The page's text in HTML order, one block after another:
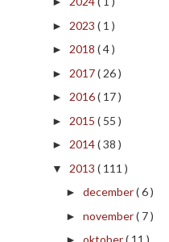
► 2023 ( 1 )
► 2018 ( 4 )
► 2017( 26 )
► 2016( 17 )
► 2015 ( 55 )
► 2014( 38 )
▼ 2013 ( 111 )
► december( 6 )
► november( 7 )
oktober( 11 )